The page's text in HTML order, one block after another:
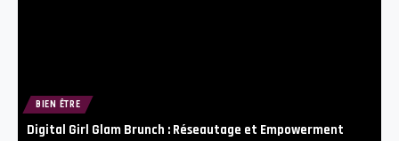
BIEN ÊTRE
Digital Girl Glam Brunch : Réseautage et Empowerment